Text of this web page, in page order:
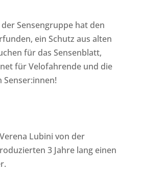
Sensengruppe hat den
ein Schutz aus alten
für das Sensenblatt,
für Velofahrende und die
Senser:innen!
Lubini von der
3 Jahre lang einen